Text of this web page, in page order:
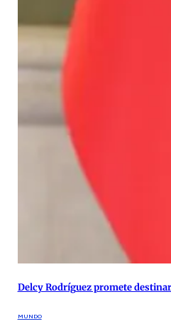
Delcy Rodríguez promete
MUNDO